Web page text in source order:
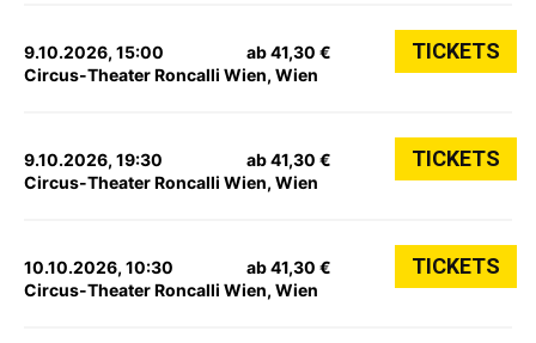
9.10.2026, 15:00
Circus-Theater Roncalli Wien, Wien
ab 41,30 € TICKETS
9.10.2026, 19:30
Circus-Theater Roncalli Wien, Wien
ab 41,30 € TICKETS
10.10.2026, 10:30
Circus-Theater Roncalli Wien, Wien
ab 41,30 € TICKETS